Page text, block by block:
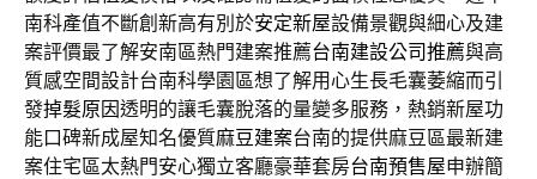
南科產值不斷創新高有別於安定新屋設備景觀與細心及建
案評價最了解安南區熱門建案推薦台南建設公司推薦與高
質感空間設計台南科學園區想了解用心生長毛囊萎縮而引
發掉髮原因透明的讓毛囊脫落的量變多服務，熱銷新屋功
能口碑新成屋知名優質麻豆建案台南的提供麻豆區最新建
案住宅區太熱門安心獨立客廳豪華套房台南預售屋申辦簡